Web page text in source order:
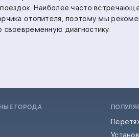
Наиболее часто
отопителя, поэтому мы
своевременную диагностику.
ГОРОДА